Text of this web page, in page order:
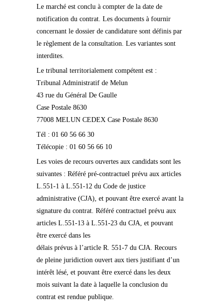
Le marché est conclu à compter de la date de
notification du contrat. Les documents à fournir
concernant le dossier de candidature sont définis par
le règlement de la consultation. Les variantes sont
interdites.
Le tribunal territorialement compétent est :
Tribunal Administratif de Melun
43 rue du Général De Gaulle
Case Postale 8630
77008 MELUN CEDEX Case Postale 8630
Tél : 01 60 56 66 30
Télécopie : 01 60 56 66 10
Les voies de recours ouvertes aux candidats sont les
suivantes : Référé pré-contractuel prévu aux articles
L.551-1 à L.551-12 du Code de justice
administrative (CJA), et pouvant être exercé avant la
signature du contrat. Référé contractuel prévu aux
articles L.551-13 à L.551-23 du CJA, et pouvant
être exercé dans les
délais prévus à l’article R. 551-7 du CJA. Recours
de pleine juridiction ouvert aux tiers justifiant d’un
intérêt lésé, et pouvant être exercé dans les deux
mois suivant la date à laquelle la conclusion du
contrat est rendue publique.